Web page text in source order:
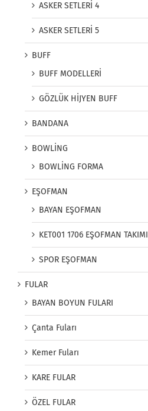
ASKER SETLERİ 4
ASKER SETLERİ 5
BUFF
BUFF MODELLERİ
GÖZLÜK HİJYEN BUFF
BANDANA
BOWLİNG
BOWLİNG FORMA
EŞOFMAN
BAYAN EŞOFMAN
KET001 1706 EŞOFMAN TAKIMI
SPOR EŞOFMAN
FULAR
BAYAN BOYUN FULARI
Çanta Fuları
Kemer Fuları
KARE FULAR
ÖZEL FULAR